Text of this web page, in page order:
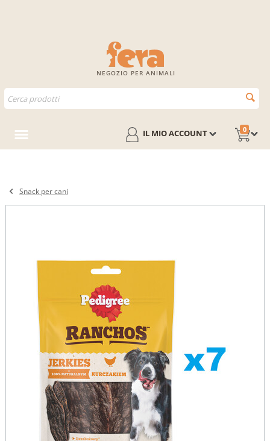
NEGOZIO PER ANIMALI
0
IL MIO ACCOUNT
Snack per cani